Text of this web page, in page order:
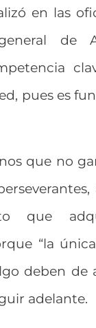
en las
de
pues es
que no
que
“la
deben
adelante.